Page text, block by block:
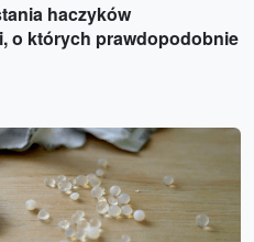
haczyków
o których prawdopodobnie